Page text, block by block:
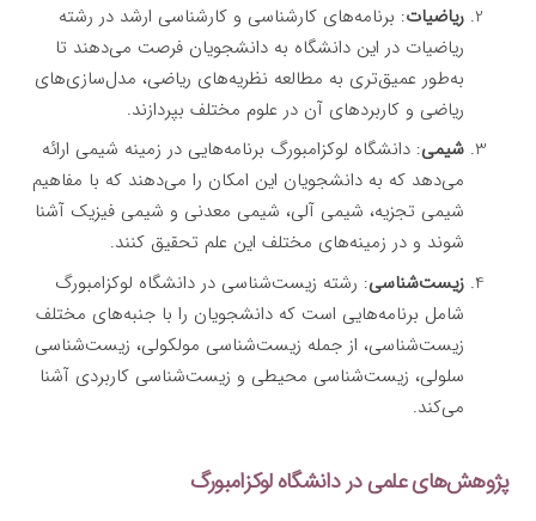
ریاضیات: برنامه‌های کارشناسی و کارشناسی ارشد در رشته
ریاضیات در این دانشگاه به دانشجویان فرصت می‌دهند تا
به‌طور عمیق‌تری به مطالعه نظریه‌های ریاضی، مدل‌سازی‌های
ریاضی و کاربردهای آن در علوم مختلف بپردازند.
شیمی: دانشگاه لوکزامبورگ برنامه‌هایی در زمینه شیمی ارائه
می‌دهد که به دانشجویان این امکان را می‌دهند که با مفاهیم
شیمی تجزیه، شیمی آلی، شیمی معدنی و شیمی فیزیک آشنا
شوند و در زمینه‌های مختلف این علم تحقیق کنند.
زیست‌شناسی: رشته زیست‌شناسی در دانشگاه لوکزامبورگ
شامل برنامه‌هایی است که دانشجویان را با جنبه‌های مختلف
زیست‌شناسی، از جمله زیست‌شناسی مولکولی، زیست‌شناسی
سلولی، زیست‌شناسی محیطی و زیست‌شناسی کاربردی آشنا
می‌کند.
پژوهش‌های علمی در دانشگاه لوکزامبورگ